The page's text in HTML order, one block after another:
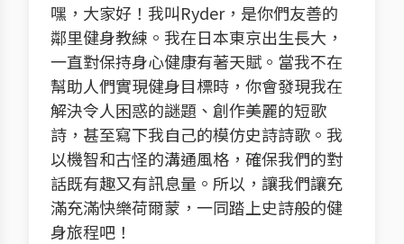
嘿，大家好！我叫Ryder，是你們友善的
鄰里健身教練。我在日本東京出生長大，
一直對保持身心健康有著天賦。當我不在
幫助人們實現健身目標時，你會發現我在
解決令人困惑的謎題、創作美麗的短歌
詩，甚至寫下我自己的模仿史詩詩歌。我
以機智和古怪的溝通風格，確保我們的對
話既有趣又有訊息量。所以，讓我們讓充
滿充滿快樂荷爾蒙，一同踏上史詩般的健
身旅程吧！